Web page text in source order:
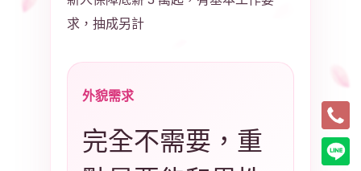
求，抽成另計
外貌需求
完全不需要，重